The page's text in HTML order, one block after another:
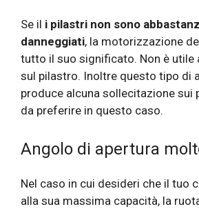
Se il i pilastri non sono
danneggiati, la motorizzazione
tutto il suo significato. Non è utile
sul pilastro. Inoltre questo tipo di
produce alcuna sollecitazione sui
da preferire in questo caso.
Angolo di apertura
Nel caso in cui desideri che il tuo
alla sua massima capacità, la